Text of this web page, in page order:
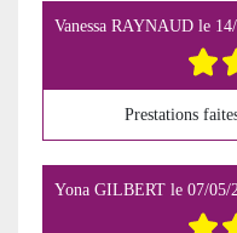
Vanessa RAYNAUD le
Prestations
Yona GILBERT le 07/05/